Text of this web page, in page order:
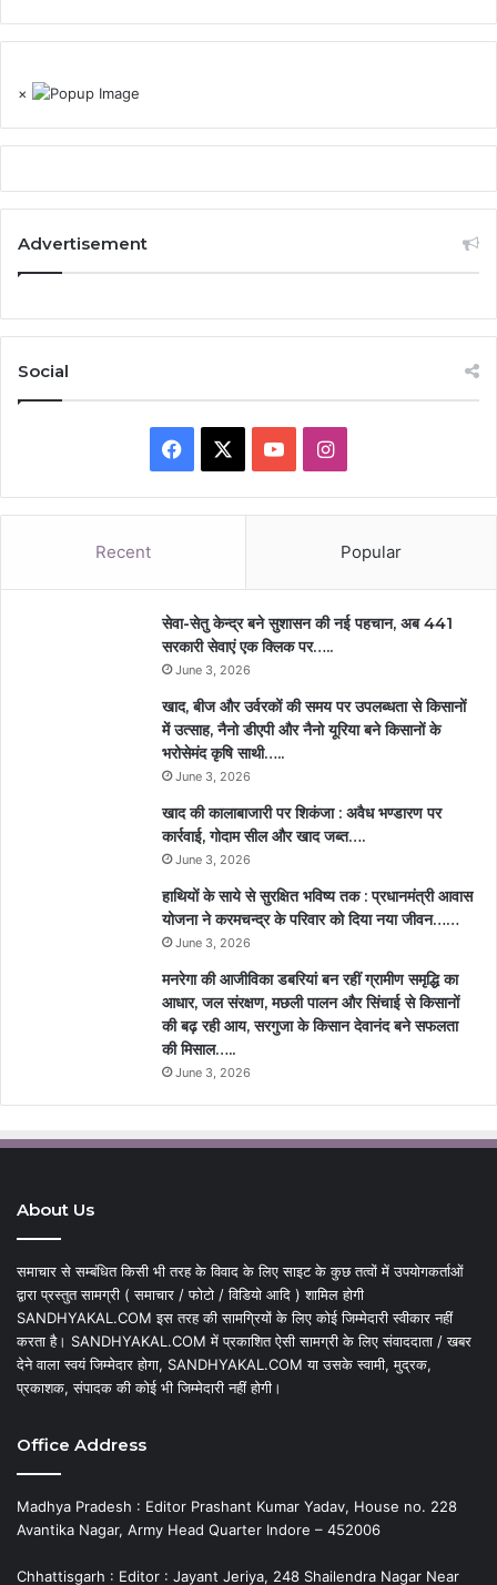
×
Advertisement
Social
Facebook YouTubeInstagram
Recent Popular
सेवा-सेतु केन्द्र बने सुशासन की नई पहचान, अब 441
सरकारी सेवाएं एक क्लिक पर…..
June 3, 2026
खाद, बीज और उर्वरकों की समय पर उपलब्धता से किसानों
में उत्साह, नैनो डीएपी और नैनो यूरिया बने किसानों के
भरोसेमंद कृषि साथी…..
June 3, 2026
खाद की कालाबाजारी पर शिकंजा : अवैध भण्डारण पर
कार्रवाई, गोदाम सील और खाद जब्त….
June 3, 2026
हाथियों के साये से सुरक्षित भविष्य तक : प्रधानमंत्री आवास
योजना ने करमचन्द्र के परिवार को दिया नया जीवन……
June 3, 2026
मनरेगा की आजीविका डबरियां बन रहीं ग्रामीण समृद्धि का
आधार, जल संरक्षण, मछली पालन और सिंचाई से किसानों
की बढ़ रही आय, सरगुजा के किसान देवानंद बने सफलता
की मिसाल…..
June 3, 2026
About Us
समाचार से सम्बंधित किसी भी तरह के विवाद के लिए साइट के कुछ तत्वों में उपयोगकर्ताओं
द्वारा प्रस्तुत सामग्री ( समाचार / फोटो / विडियो आदि ) शामिल होगी
SANDHYAKAL.COM इस तरह की सामग्रियों के लिए कोई जिम्मेदारी स्वीकार नहीं
करता है। SANDHYAKAL.COM में प्रकाशित ऐसी सामग्री के लिए संवाददाता / खबर
देने वाला स्वयं जिम्मेदार होगा, SANDHYAKAL.COM या उसके स्वामी, मुद्रक,
प्रकाशक, संपादक की कोई भी जिम्मेदारी नहीं होगी।
Office Address
Madhya Pradesh : Editor Prashant Kumar Yadav, House no. 228
Avantika Nagar, Army Head Quarter Indore – 452006
Chhattisgarh : Editor : Jayant Jeriya, 248 Shailendra Nagar Near